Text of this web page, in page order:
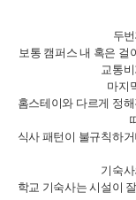
따라서 자신의 성격, 예
처음엔 홈스테이로 시
방